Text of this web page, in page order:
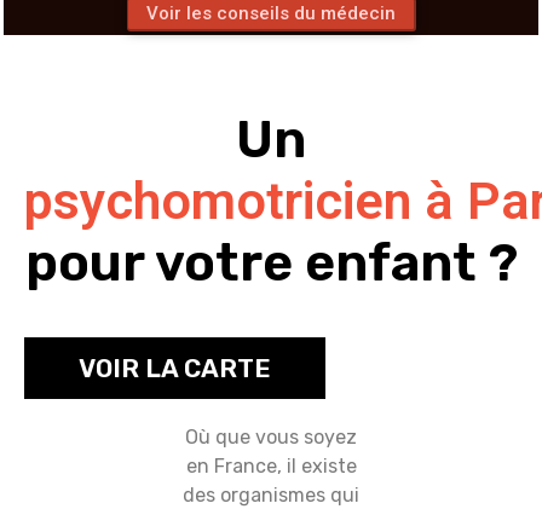
Voir les conseils du médecin
Un
psychomotricien à
pour votre enfant ?
VOIR LA CARTE
Où que vous soyez
en France, il existe
des organismes qui